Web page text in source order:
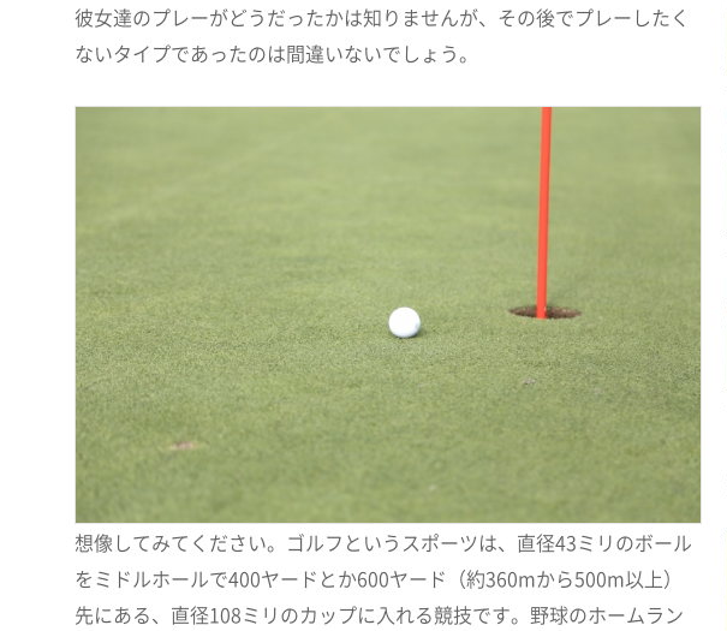
彼女達のプレーがどうだったかは知りませんが、その後でプレーしたく
ないタイプであったのは間違いないでしょう。
想像してみてください。ゴルフというスポーツは、直径43ミリのボール
をミドルホールで400ヤードとか600ヤード（約360mから500m以上）
先にある、直径108ミリのカップに入れる競技です。野球のホームラン